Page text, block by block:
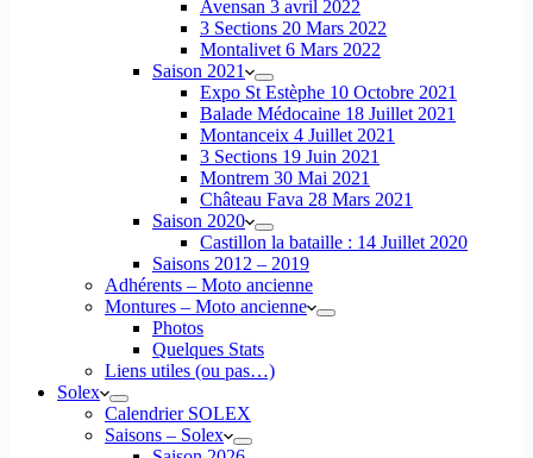
Avensan 3 avril 2022
3 Sections 20 Mars 2022
Montalivet 6 Mars 2022
Saison 2021
Expo St Estèphe 10 Octobre 2021
Balade Médocaine 18 Juillet 2021
Montanceix 4 Juillet 2021
3 Sections 19 Juin 2021
Montrem 30 Mai 2021
Château Fava 28 Mars 2021
Saison 2020
Castillon la bataille : 14 Juillet 2020
Saisons 2012 – 2019
Adhérents – Moto ancienne
Montures – Moto ancienne
Photos
Quelques Stats
Liens utiles (ou pas…)
Solex
Calendrier SOLEX
Saisons – Solex